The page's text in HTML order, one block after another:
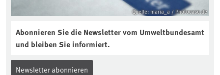
Quelle: maria_a / Photocase.de
Abonnieren Sie die Newsletter vom Umweltbundesamt
und bleiben Sie informiert.
Newsletter abonnieren